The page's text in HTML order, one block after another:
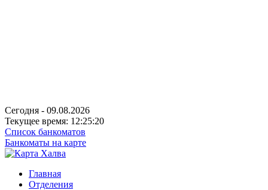
Сегодня - 09.08.2026
Текущее время: 12:25:20
Список банкоматов
Банкоматы на карте
Главная
Отделения